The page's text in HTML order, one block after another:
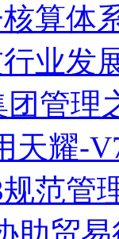
算体
业发
团管理
天耀-
范管